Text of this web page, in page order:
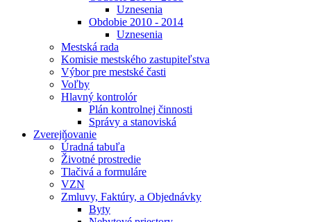
Uznesenia
Obdobie 2010 - 2014
Uznesenia
Mestská rada
Komisie mestského zastupiteľstva
Výbor pre mestské časti
Voľby
Hlavný kontrolór
Plán kontrolnej činnosti
Správy a stanoviská
Zverejňovanie
Úradná tabuľa
Životné prostredie
Tlačivá a formuláre
VZN
Zmluvy, Faktúry, a Objednávky
Byty